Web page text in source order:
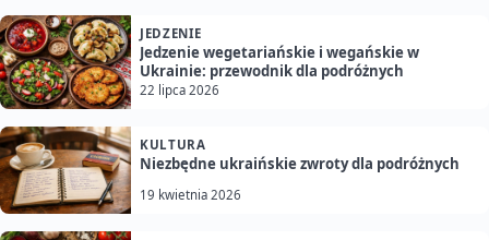
JEDZENIE
Jedzenie wegetariańskie i wegańskie w
Ukrainie: przewodnik dla podróżnych
22 lipca 2026
KULTURA
Niezbędne ukraińskie zwroty dla podróżnych
19 kwietnia 2026